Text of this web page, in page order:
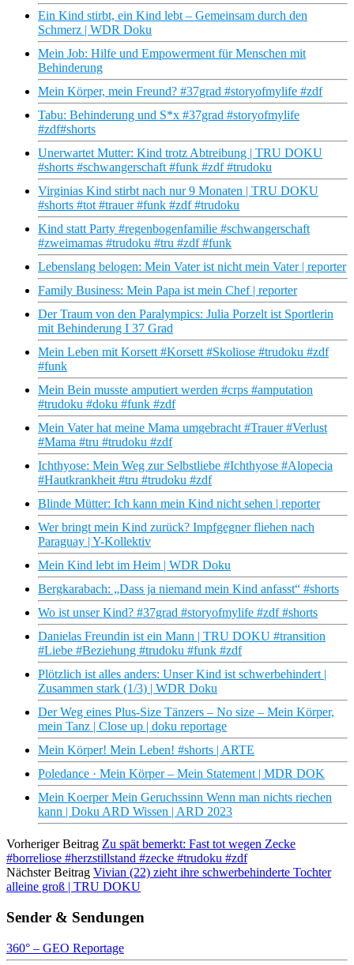
Ein Kind stirbt, ein Kind lebt – Gemeinsam durch den
Schmerz | WDR Doku
Mein Job: Hilfe und Empowerment für Menschen mit
Behinderung
Mein Körper, mein Freund? #37grad #storyofmylife #zdf
Tabu: Behinderung und S*x #37grad #storyofmylife
#zdf#shorts
Unerwartet Mutter: Kind trotz Abtreibung | TRU DOKU
#shorts #schwangerschaft #funk #zdf #trudoku
Virginias Kind stirbt nach nur 9 Monaten | TRU DOKU
#shorts #tot #trauer #funk #zdf #trudoku
Kind statt Party #regenbogenfamilie #schwangerschaft
#zweimamas #trudoku #tru #zdf #funk
Lebenslang belogen: Mein Vater ist nicht mein Vater | reporter
Family Business: Mein Papa ist mein Chef | reporter
Der Traum von den Paralympics: Julia Porzelt ist Sportlerin
mit Behinderung I 37 Grad
Mein Leben mit Korsett #Korsett #Skoliose #trudoku #zdf
#funk
Mein Bein musste amputiert werden #crps #amputation
#trudoku #doku #funk #zdf
Mein Vater hat meine Mama umgebracht #Trauer #Verlust
#Mama #tru #trudoku #zdf
Ichthyose: Mein Weg zur Selbstliebe #Ichthyose #Alopecia
#Hautkrankheit #tru #trudoku #zdf
Blinde Mütter: Ich kann mein Kind nicht sehen | reporter
Wer bringt mein Kind zurück? Impfgegner fliehen nach
Paraguay | Y-Kollektiv
Mein Kind lebt im Heim | WDR Doku
Bergkarabach: „Dass ja niemand mein Kind anfasst“ #shorts
Wo ist unser Kind? #37grad #storyofmylife #zdf #shorts
Danielas Freundin ist ein Mann | TRU DOKU #transition
#Liebe #Beziehung #trudoku #funk #zdf
Plötzlich ist alles anders: Unser Kind ist schwerbehindert |
Zusammen stark (1/3) | WDR Doku
Der Weg eines Plus-Size Tänzers – No size – Mein Körper,
mein Tanz | Close up | doku reportage
Mein Körper! Mein Leben! #shorts | ARTE
Poledance · Mein Körper – Mein Statement | MDR DOK
Mein Koerper Mein Geruchssinn Wenn man nichts riechen
kann | Doku ARD Wissen | ARD 2023
Vorheriger Beitrag Zu spät bemerkt: Fast tot wegen Zecke
#borreliose #herzstillstand #zecke #trudoku #zdf
Nächster Beitrag Vivian (22) zieht ihre schwerbehinderte Tochter
alleine groß | TRU DOKU
Sender & Sendungen
360° – GEO Reportage